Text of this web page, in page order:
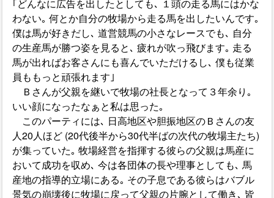
｢どんなに広告を出したとしても､ １頭の走る馬にはかな
わない｡ 何とか自分の牧場から走る馬を出したいんです｡
僕は馬が好きだし､ 道営競馬の小さなレースでも､ 自分
の生産馬が勝つ姿を見ると､ 疲れが吹っ飛びます｡ 走る
馬が出ればお客さんにも喜んでいただけるし､ 僕も従業
員ももっと頑張れます｣
Ｂさんが父親を継いで牧場の社長となって３年余り｡
いい顔になったなぁと私は思った｡
このパーティには､ 日高地区や胆振地区のＢさんの友
人20人ほど (20代後半から30代半ばの次代の牧場主たち)
が集っていた｡ 牧場経営を指揮する彼らの父親は馬産に
おいて成功を収め､ 今は各団体の長や理事としても､ 馬
産地の指導的立場にある｡ その子息である彼らはバブル
景気の崩壊後に牧場に戻って父親の片腕として働き､ 皆